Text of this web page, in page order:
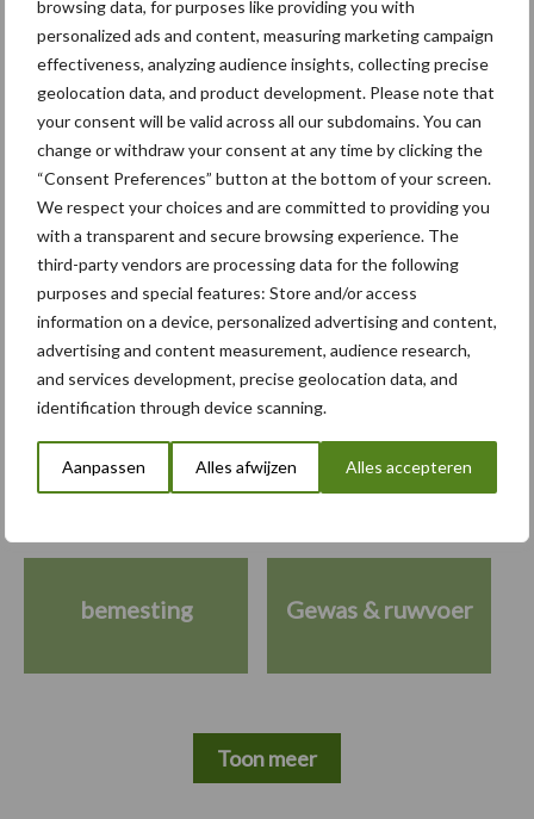
browsing data, for purposes like providing you with
personalized ads and content, measuring marketing campaign
effectiveness, analyzing audience insights, collecting precise
geolocation data, and product development. Please note that
your consent will be valid across all our subdomains. You can
change or withdraw your consent at any time by clicking the
“Consent Preferences” button at the bottom of your screen.
We respect your choices and are committed to providing you
with a transparent and secure browsing experience. The
third-party vendors are processing data for the following
purposes and special features: Store and/or access
information on a device, personalized advertising and content,
advertising and content measurement, audience research,
and services development, precise geolocation data, and
identification through device scanning.
Aanpassen Alles afwijzen Alles accepteren
Imants toont nieuwe FWX
opklapbare spitmachine
Trackpointer gps-tracking
zonder abonnement
Meer loonwerk nieuws:
Maak hier uw keuze:
bemesting Gewas & ruwvoer
Toon meer